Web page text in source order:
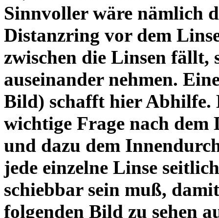
Sinnvoller wäre nämlich
Distanzring vor dem
zwischen die Linsen fällt,
auseinander nehmen.
Bild) schafft hier Abhilfe.
wichtige Frage nach dem
und dazu dem
jede einzelne Linse
schiebbar sein muß,
folgenden Bild zu sehen